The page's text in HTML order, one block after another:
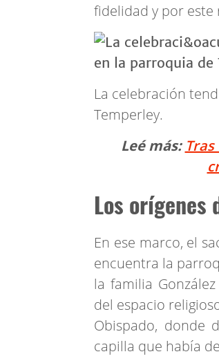
fidelidad y por este
La celebración
Temperley.
Leé más:
Los orígenes
En ese marco, el
encuentra la
la familia
del espacio
Obispado, donde
capilla que había